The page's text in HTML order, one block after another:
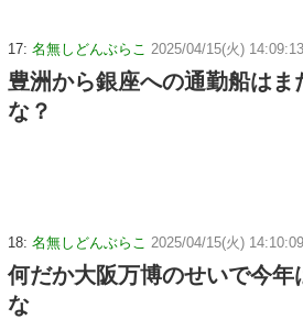
17: 名無しどんぶらこ 2025/04/15(火)
豊洲から銀座への通勤船はま
な？
18: 名無しどんぶらこ 2025/04/15(火)
何だか大阪万博のせいで今年
な